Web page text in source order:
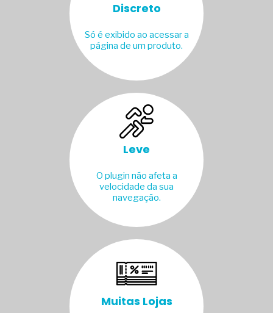
Discreto
Só é exibido ao acessar a
página de um produto.
Leve
O plugin não afeta a
velocidade da sua
navegação.
Muitas Lojas